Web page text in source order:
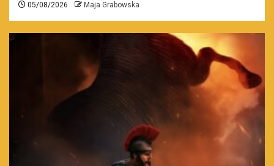
05/08/2026 Maja Grabowska